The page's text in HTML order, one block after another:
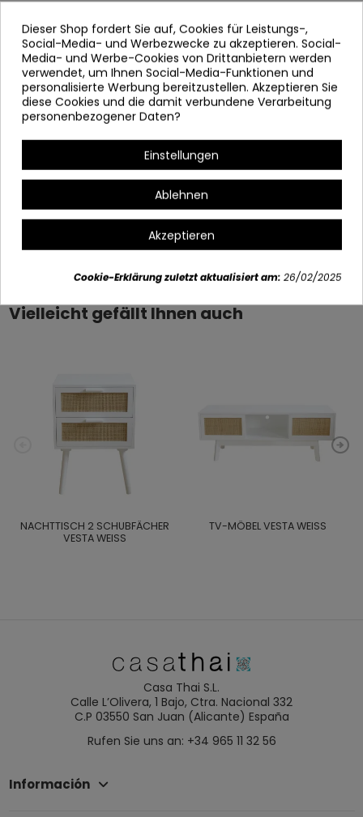
MESITA 1 BLANCO VESTON
MESITAS
FABRICADAS IN MDF CHAPA DE MADERA DE FRESNO IN COLOR
BLANCO, RATAN UND PATA IN PINO COLOR BLANCO
MESITA 1 CAJON
40X30X54CM
Artikeldetails
Vielleicht gefällt Ihnen auch
NACHTTISCH 2 SCHUBFÄCHER
VESTA WEISS
TV-MÖBEL VESTA WEISS
Casa Thai S.L.
Calle L’Olivera, 1 Bajo, Ctra. Nacional 332
C.P 03550 San Juan (Alicante) España
Rufen Sie uns an: +34 965 11 32 56
Información
Dieser Shop fordert Sie auf, Cookies für Leistungs-,
Social-Media- und Werbezwecke zu akzeptieren. Social-
Media- und Werbe-Cookies von Drittanbietern werden
verwendet, um Ihnen Social-Media-Funktionen und
personalisierte Werbung bereitzustellen. Akzeptieren Sie
diese Cookies und die damit verbundene Verarbeitung
personenbezogener Daten?
Einstellungen
Ablehnen
Akzeptieren
Cookie-Erklärung zuletzt aktualisiert am:26/02/2025